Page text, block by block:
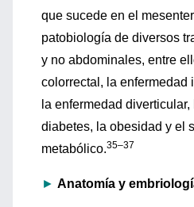
que sucede en el
patobiología de diversos
y no abdominales, entre
colorrectal, la enfermedad
la enfermedad
diabetes, la obesidad y el
metabólico.35–37
► Anatomía y